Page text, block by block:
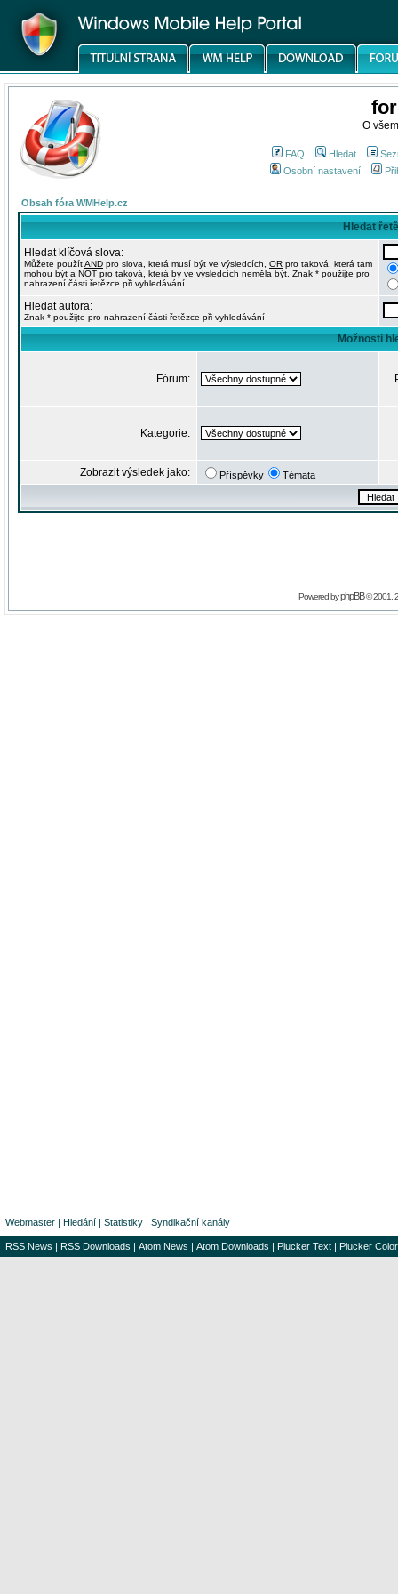
O
FAQ Hledat
Osobní nastavení
Obsah fóra WMHelp.cz
Hledat
Hledat klíčová slova:
Můžete použítAND pro slova, která musí být ve výsledcích, OR pro taková, která tam
mohou být a NOT pro taková, která by ve výsledcích neměla být. Znak * použijte pro
nahrazení části řetězce při vyhledávání.
Hledat autora:
Znak * použijte pro nahrazení části řetězce při vyhledávání
Možnosti
Fórum:
Kategorie:
Zobrazit výsledek jako: Příspěvky Témata
Powered byphpBB© 2001,
Webmaster | Hledání | Statistiky | Syndikační kanály
RSS News | RSS Downloads | Atom News | Atom Downloads | Plucker Text | Plucker Color